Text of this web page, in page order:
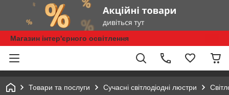
Магазин інтер'єрного освітлення
Товари та послуги Сучасні світлодіодні люстри